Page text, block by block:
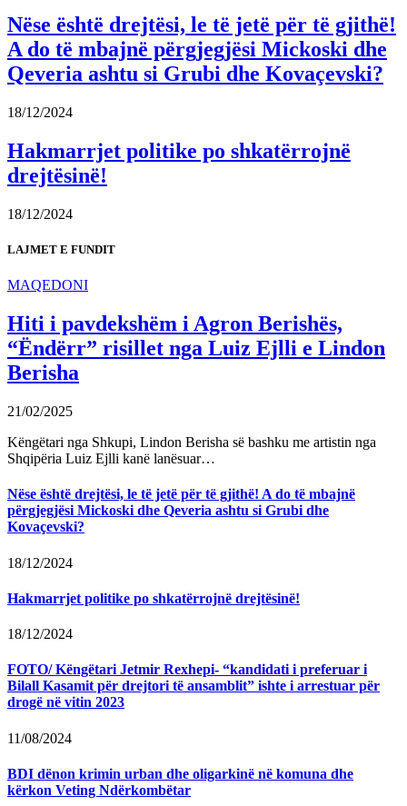
Nëse është drejtësi, le të jetë për të gjithë!
A do të mbajnë përgjegjësi Mickoski dhe
Qeveria ashtu si Grubi dhe Kovaçevski?
18/12/2024
Hakmarrjet politike po shkatërrojnë
drejtësinë!
18/12/2024
LAJMET E FUNDIT
MAQEDONI
Hiti i pavdekshëm i Agron Berishës,
“Ëndërr” risillet nga Luiz Ejlli e Lindon
Berisha
21/02/2025
Këngëtari nga Shkupi, Lindon Berisha së bashku me artistin nga
Shqipëria Luiz Ejlli kanë lanësuar…
Nëse është drejtësi, le të jetë për të gjithë! A do të mbajnë
përgjegjësi Mickoski dhe Qeveria ashtu si Grubi dhe
Kovaçevski?
18/12/2024
Hakmarrjet politike po shkatërrojnë drejtësinë!
18/12/2024
FOTO/ Këngëtari Jetmir Rexhepi- “kandidati i preferuar i
Bilall Kasamit për drejtori të ansamblit” ishte i arrestuar për
drogë në vitin 2023
11/08/2024
BDI dënon krimin urban dhe oligarkinë në komuna dhe
kërkon Veting Ndërkombëtar